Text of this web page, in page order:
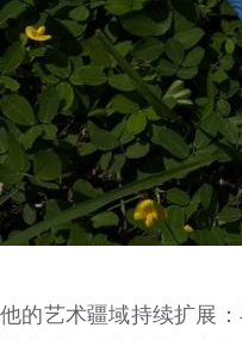
他的艺术疆域持续扩展